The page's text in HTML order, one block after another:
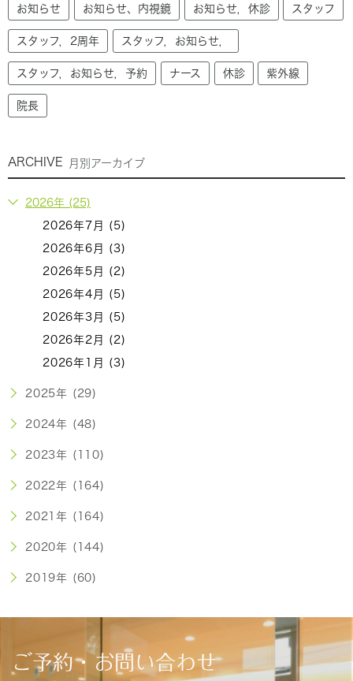
お知らせ お知らせ、内視鏡 お知らせ，休診 スタッフ
スタッフ，2周年 スタッフ，お知らせ，
スタッフ，お知らせ，予約 ナース 休診 紫外線
院長
ARCHIVE 月別アーカイブ
2026年 (25)
2026年7月 (5)
2026年6月 (3)
2026年5月 (2)
2026年4月 (5)
2026年3月 (5)
2026年2月 (2)
2026年1月 (3)
2025年 (29)
2024年 (48)
2023年 (110)
2022年 (164)
2021年 (164)
2020年 (144)
2019年 (60)
ご予約・お問い合わせ